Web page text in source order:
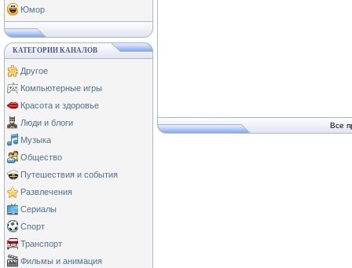
Юмор
КАТЕГОРИИ КАНАЛОВ
Другое
Компьютерные игры
Красота и здоровье
Люди и блоги
Музыка
Общество
Путешествия и события
Развлечения
Сериалы
Спорт
Транспорт
Фильмы и анимация
Все